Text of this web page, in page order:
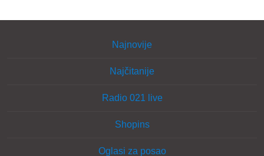
Najnovije
Najčitanije
Radio 021 live
Shopins
Oglasi za posao